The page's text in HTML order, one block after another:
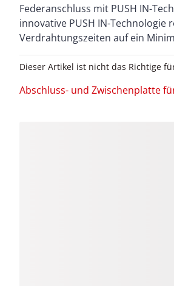
Federanschluss mit PUSH IN-
innovative PUSH IN-Technologie
Verdrahtungszeiten auf ein
Direktstecktechnik
Leiterformen hohe
Dieser Artikel ist nicht das Richtige
Abschluss- und Zwischenplatte